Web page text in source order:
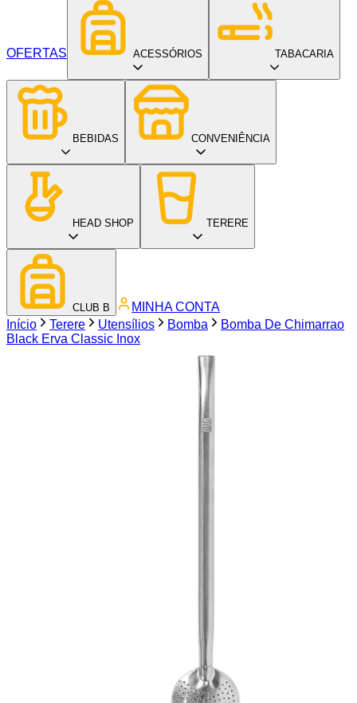
OFERTAS ACESSÓRIOS TABACARIA
BEBIDAS CONVENIÊNCIA
HEAD SHOP TERERE
CLUB B
MINHA CONTA
Início
Terere Utensílios Bomba
Bomba De Chimarrao
Black Erva Classic Inox